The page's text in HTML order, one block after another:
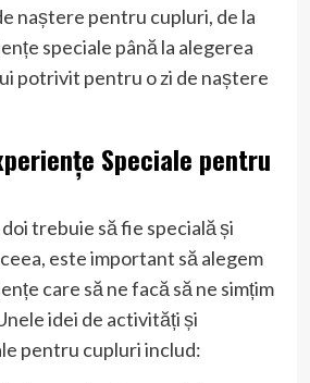
naștere pentru cupluri, de la
speciale până la alegerea
potrivit pentru o zi de naștere
Speciale pentru
trebuie să fie specială și
este important să alegem
care să ne facă să ne simțim
idei de activități și
pentru cupluri includ: